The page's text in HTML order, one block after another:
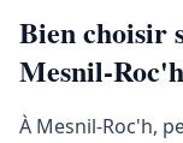
Bien choisir
Mesnil-Roc'h
À Mesnil-Roc'h,